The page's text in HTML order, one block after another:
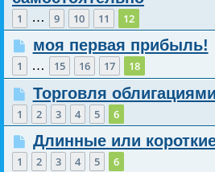
1 … 9 10 11 12
моя первая прибыль!
1 … 15 16 17 18
Торговля облигациями
1 2 3 4 5 6
Длинные или
1 2 3 4 5 6